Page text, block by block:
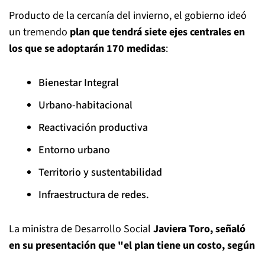
Producto de la cercanía del invierno, el gobierno ideó
un tremendo plan que tendrá siete ejes centrales en
los que se adoptarán 170 medidas:
Bienestar Integral
Urbano-habitacional
Reactivación productiva
Entorno urbano
Territorio y sustentabilidad
Infraestructura de redes.
La ministra de Desarrollo Social Javiera Toro, señaló
en su presentación que "el plan tiene un costo, según